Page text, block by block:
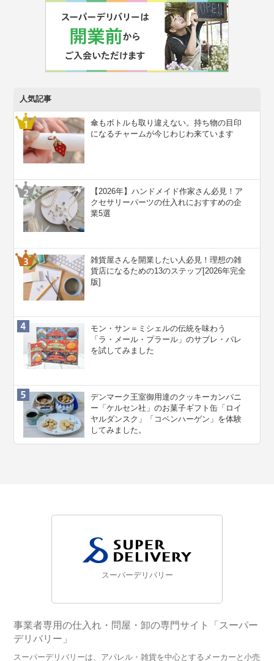
人気記事
傘もボトルも取り違えない。持ち物の目印
になるチャームが今じわじわ来ています
【2026年】ハンドメイド作家さん必見！ア
クセサリーパーツの仕入れにおすすめの企
業5選
雑貨屋さんを開業したい人必見！理想の雑
貨店になるための13のステップ[2026年完全
版]
モン・サン＝ミシェルの伝統を味わう
「ラ・メール・プラール」のサブレ・パレ
を試してみました
デンマーク王室御用達のクッキーカンパニ
ー「ケルセン社」のお菓子ギフト缶「ロイ
ヤルダンスク」「コペンハーゲン」を体験
してみました。
スーパーデリバリー
事業者専用の仕入れ・問屋・卸の専門サイト「スーパー
デリバリー」
スーパーデリバリーは、アパレル・雑貨を中心とするメーカーと小売